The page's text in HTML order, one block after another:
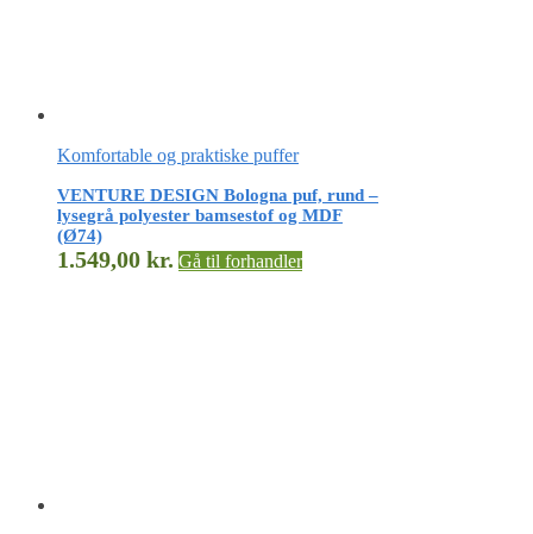
Komfortable og praktiske puffer
VENTURE DESIGN Bologna puf, rund –
lysegrå polyester bamsestof og MDF
(Ø74)
1.549,00 kr. Gå til forhandler